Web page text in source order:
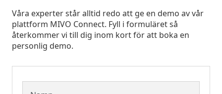
Våra experter står alltid redo att ge en demo av vår
plattform MIVO Connect. Fyll i formuläret så
återkommer vi till dig inom kort för att boka en
personlig demo.